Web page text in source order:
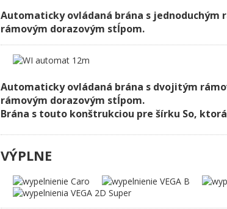
Automaticky ovládaná brána s jednoduchým
rámovým dorazovým stĺpom.
Automaticky ovládaná brána s dvojitým
rámovým dorazovým stĺpom.
Brána s touto konštrukciou pre šírku So,
VÝPLNE